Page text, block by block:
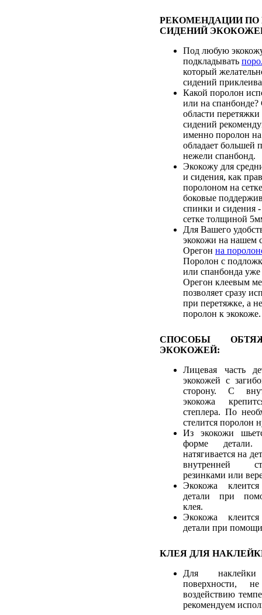
РЕКОМЕНДАЦИИ ПО
СИДЕНИЙ
Под любую
подкладывать
который
сидений
Какой поролон
или на
области
сидений
именно поролон на
обладает большей
нежели спанбонд.
Экокожу для
и сидения, как
поролоном на
боковые
спинки и сидения
сетке толщиной
Для Вашего
экокожи на нашем
Орегон на
Поролон с
или спанбонда уже
Орегон клеевым
позволяет сразу
при перетяжке, а
поролон к экокоже.
СПОСОБЫ
ЭКОКОЖЕЙ:
Лицевая часть
экокожей с
сторону. С
экокожа
степлера. По
стелится
Из экокожи
форме детали.
натягивается на
внутренней
резинками или
Экокожа
детали при
клея.
Экокожа
детали при
КЛЕЯ ДЛЯ
Для
поверхности,
воздействию
рекомендуем